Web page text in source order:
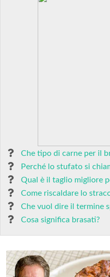
Che tipo di carne per il
Perché lo stufato si
Qual è il taglio migliore
Come riscaldare lo
Che vuol dire il termine
Cosa significa brasati?